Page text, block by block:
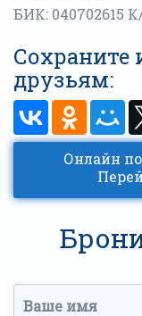
БИК: 040702615 К/
Сохраните
друзьям:
Онлайн
Ваше имя